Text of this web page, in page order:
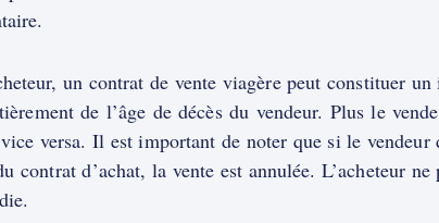
un contrat de vente viagère peut constituer
de l’âge de décès du vendeur. Plus le
versa. Il est important de noter que si le
contrat d’achat, la vente est annulée. L’acheteur